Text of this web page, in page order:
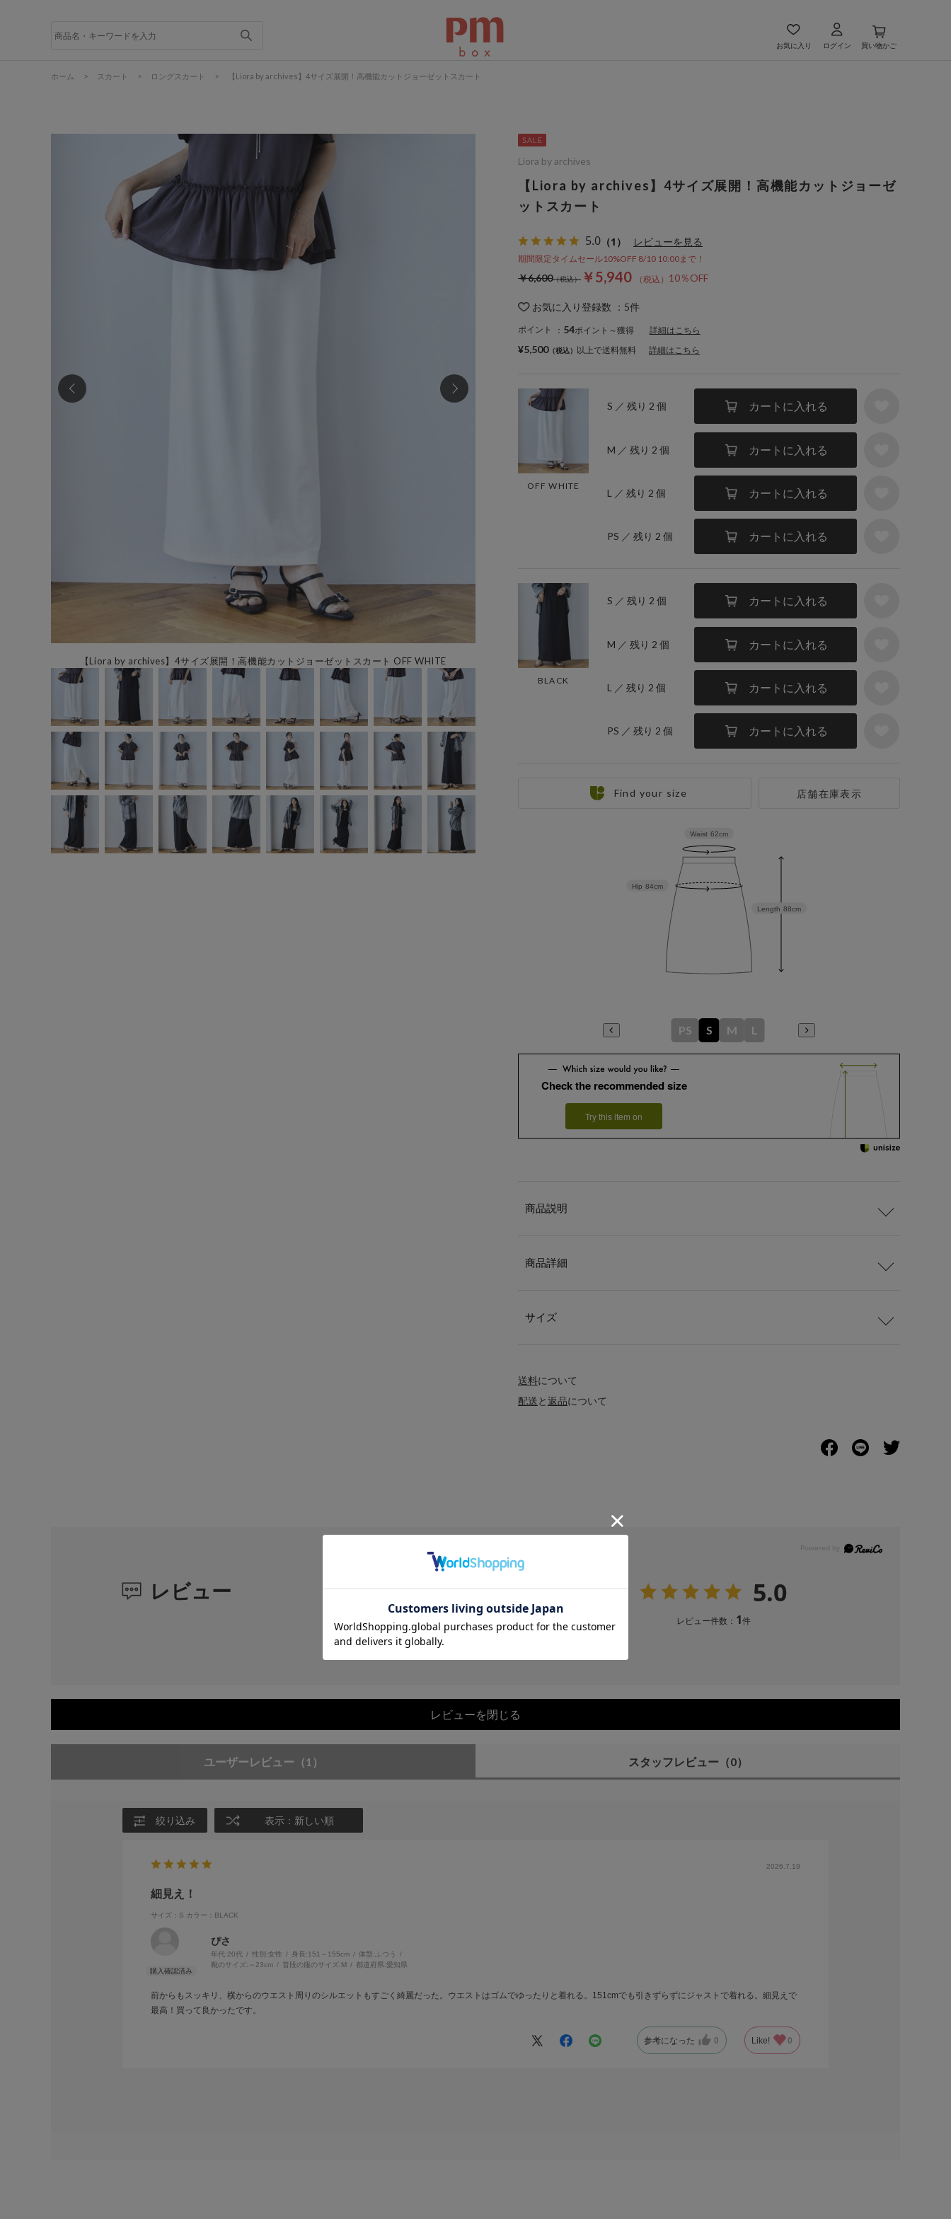
お気に入り ログイン 買い物かご
ホーム > スカート > ロングスカート > 【Liora by archives】4サイズ展開！高機能カットジョーゼットスカート
【Liora by archives】4サイズ展開！高機能カットジョーゼットスカート OFF WHITE
【Liora by archives】4サイズ展開！高機能カットジョーゼ
ットスカート
5.0 （1） レビューを見る
期間限定タイムセール10%OFF 8/10 10:00まで！
￥5,940 10％OFF
￥6,600
お気に入り登録数 ： 5件
ポイント ： 54ポイント～獲得 詳細はこちら
OFF WHITE
S ／ 残り 2 個 カートに入れる
M ／ 残り 2 個 カートに入れる
L ／ 残り 2 個 カートに入れる
PS ／ 残り 2 個 カートに入れる
BLACK
S ／ 残り 2 個 カートに入れる
M ／ 残り 2 個 カートに入れる
L ／ 残り 2 個 カートに入れる
PS ／ 残り 2 個 カートに入れる
店舗在庫表示
Liora by archives
¥5,500 以上で送料無料 詳細はこちら
Find your size
Length 88cm
Hip 84cm
Waist 62cm
PS S M L
Check the recommended size
Try this item on
商品説明
商品詳細
サイズ
送料について
配送と返品について
レビュー 5.0
レビュー件数： 1件
レビューを閉じる
ユーザーレビュー （1） スタッフレビュー （0）
絞り込み 表示：新しい順
2026.7.19
細見え！
サイズ：S カラー：BLACK
ぴさ
年代:20代 性別:女性 身長:151～155cm 体型: ふつう
靴のサイズ: ～23cm 普段の服のサイズ:M 都道府県:愛知県
前からもスッキリ、横からのウエスト周りのシルエットもすごく綺麗だった。ウエストはゴムでゆったりと着れる。151cmでも引きずらずにジャストで着れる。細見えで
最高！買って良かったです。
参考になった 0 Like! 0